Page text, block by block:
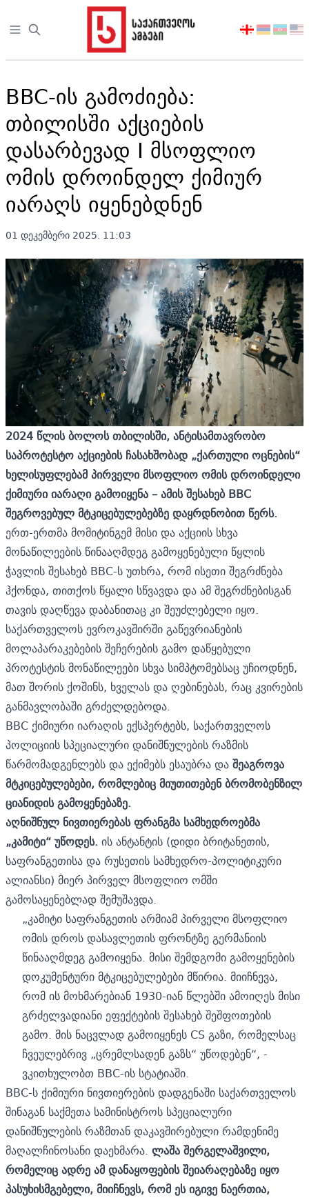
Open sidebar
აირჩიეთ
BBC-ის გამოძიება:
თბილისში აქციების
დასარბევად I მსოფლიო
ომის დროინდელ ქიმიურ
იარაღს იყენებდნენ
01 დეკემბერი 2025. 11:03
2024 წლის ბოლოსთბილისში, ანტისამთავრობო
საპროტესტო აქციების ჩასახშობად „ქართული ოცნების“
ხელისუფლებამ პირველი მსოფლიო ომის დროინდელი
ქიმიური იარაღი გამოიყენა – ამის შესახებ BBC
შეგროვებულ მტკიცებულებებზე დაყრდნობით წერს.
ერთ-ერთმა მომიტინგემ მისი და აქციის სხვა
მონაწილეების წინააღმდეგ გამოყენებული წყლის
ჭავლის შესახებ BBC-ს უთხრა, რომ ისეთი შეგრძნება
ჰქონდა, თითქოს წყალი სწვავდა და ამ შეგრძნებისგან
თავის დაღწევა დაბანითაც კი შეუძლებელი იყო.
საქართველოს ევროკავშირში გაწევრიანების
მოლაპარაკებების შეჩერების გამო დაწყებული
პროტესტის მონაწილეები სხვა სიმპტომებსაც უჩიოდნენ,
მათ შორის ქოშინს, ხველას და ღებინებას, რაც კვირების
განმავლობაში გრძელდებოდა.
BBC ქიმიური იარაღის ექსპერტებს, საქართველოს
პოლიციის სპეციალური დანიშნულების რაზმის
წარმომადგენლებს და ექიმებს ესაუბრა დაშეაგროვა
მტკიცებულებები, რომლებიც მიუთითებენ ბრომობენზილ
ციანიდის გამოყენებაზე.
აღნიშნულ ნივთიერებას ფრანგმა სამხედროებმა
„კამიტი“ უწოდეს. ის ანტანტის (დიდი ბრიტანეთის,
საფრანგეთისა და რუსეთის სამხედრო-პოლიტიკური
ალიანსი) მიერ პირველ მსოფლიო ომში
გამოსაყენებლად შემუშავდა.
„კამიტი საფრანგეთის არმიამ პირველი მსოფლიო
ომის დროს დასავლეთის ფრონტზე გერმანიის
წინააღმდეგ გამოიყენა. მისი შემდგომი გამოყენების
დოკუმენტური მტკიცებულებები მწირია. მიიჩნევა,
რომ ის მოხმარებიან 1930-იან წლებში ამოიღეს მისი
გრძელვადიანი ეფექტების შესახებ შეშფოთების
გამო. მის ნაცვლად გამოიყენეს CS გაზი, რომელსაც
ჩვეულებრივ „ცრემლსადენ გაზს“ უწოდებენ“, -
ვკითხულობთ BBC-ის სტატიაში.
BBC-ს ქიმიური ნივთიერების დადგენაში საქართველოს
შინაგან საქმეთა სამინისტროს სპეციალური
დანიშნულების რაზმთან დაკავშირებული რამდენიმე
მაღალჩინოსანი დაეხმარა. ლაშა შერგელაშვილი,
რომელიც ადრე ამ დანაყოფების შეიარაღებაზე იყო
პასუხისმგებელი, მიიჩნევს, რომ ეს იგივე ნაერთია,